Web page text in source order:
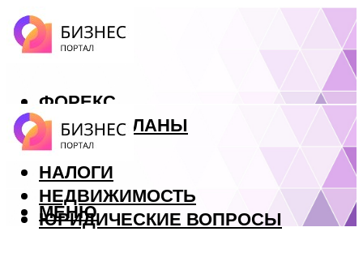
ФОРЕКС
БИЗНЕС ПЛАНЫ
КРЕДИТЫ
НАЛОГИ
НЕДВИЖИМОСТЬ
ЮРИДИЧЕСКИЕ ВОПРОСЫ
МЕНЮ